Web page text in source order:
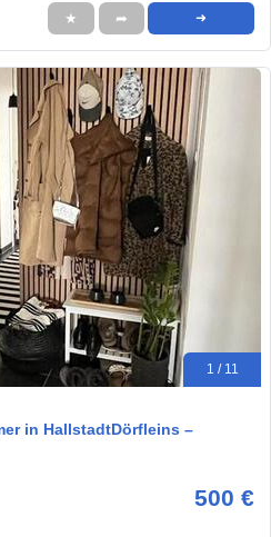
★ ➦ ➜
1 / 11
in HallstadtDörfleins –
500 €